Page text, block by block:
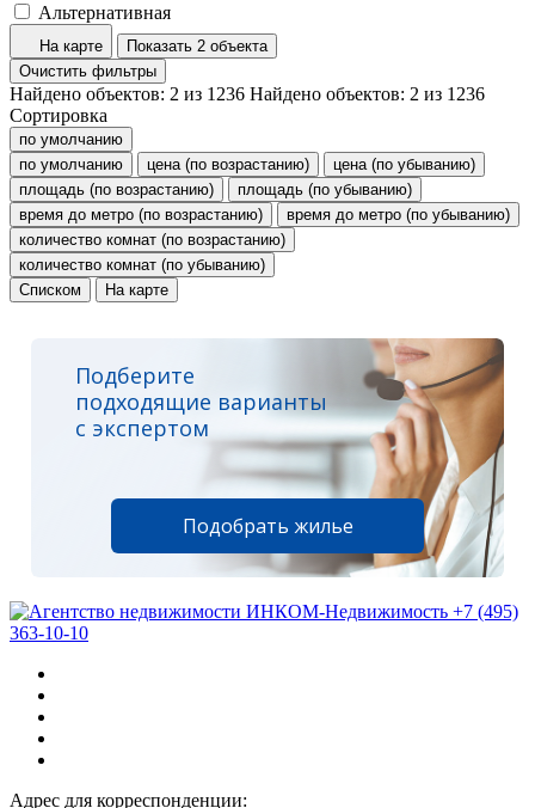
Альтернативная
На карте
Показать 2 объекта
Очистить фильтры
Найдено объектов: 2 из 1236 Найдено объектов: 2 из 1236
Сортировка
по умолчанию
по умолчанию
цена (по возрастанию)
цена (по убыванию)
площадь (по возрастанию)
площадь (по убыванию)
время до метро (по возрастанию)
время до метро (по убыванию)
количество комнат (по возрастанию)
количество комнат (по убыванию)
Списком
На карте
Подберите
подходящие варианты
с экспертом
Подобрать жилье
+7 (495)
363-10-10
Адрес для корреспонденции: